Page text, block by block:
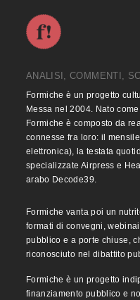
ANALISI, COMMENTI,
Formiche è un progetto
Messa nel 2004. Nato
Formiche è composto da
connesse fra loro: il
elettronica), la testata
specializzate Airpress e
arabo Decode39.
Formiche vanta poi un
formati di convegni,
pubblico e a porte chiuse,
riconosciuto nel dibattito
Formiche è un progetto
finanziamento pubblico e